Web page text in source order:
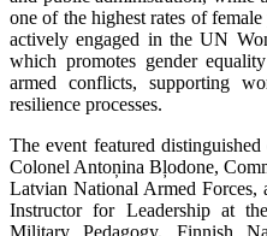
one of the highest rates of
actively engaged in the UN
which promotes gender
armed conflicts, supporting
resilience processes.
The event featured
Colonel Antoņina Bļodone,
Latvian National Armed
Instructor for Leadership at
Military Pedagogy, Finnish